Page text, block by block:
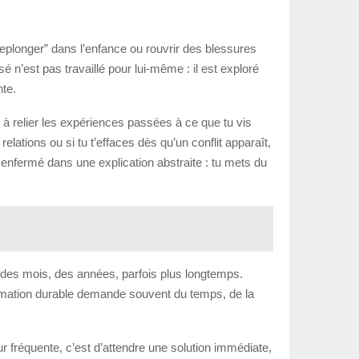
dans l’enfance ou rouvrir des blessures
n’est pas travaillé pour lui-même : il est exploré
relier les expériences passées à ce que tu vis
ou si tu t’effaces dès qu’un conflit apparaît,
dans une explication abstraite : tu mets du
mois, des années, parfois plus longtemps.
durable demande souvent du temps, de la
c’est d’attendre une solution immédiate,